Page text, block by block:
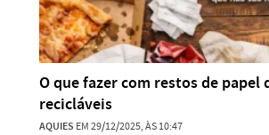
O que fazer com restos de papel
recicláveis
AQUIES EM 29/12/2025, ÀS 10:47